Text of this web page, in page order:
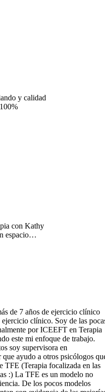
y calidad
con Kathy
espacio
ayudado
resultaba
y
de 7 años de ejercicio clínico
clínico. Soy de las
por ICEEFT en Terapia
este mi enfoque de trabajo.
soy supervisora en
ayudo a otros psicólogos
TFE (Terapia focalizada en las
:) La TFE es un modelo no
De los pocos modelos